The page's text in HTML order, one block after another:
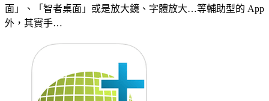
面」、「智者桌面」或是放大鏡、字體放大…等輔助型的 App
外，其實手…